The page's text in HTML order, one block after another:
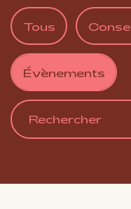
MES
FAQ
MON
Tous